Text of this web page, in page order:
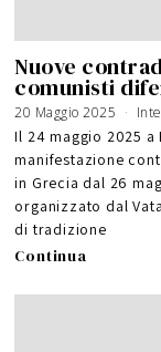
Nuove
comunisti
20 Maggio 2025
Il 24 maggio 2025
manifestazione
in Grecia dal 26
organizzato dal
di tradizione
Continua